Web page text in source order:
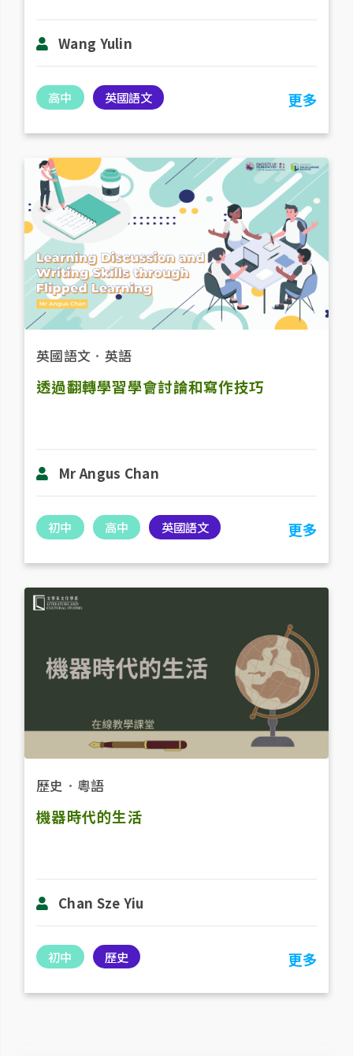
Wang Yulin
高中 英國語文 更多
英國語文 ． 英語
透過翻轉學習學會討論和寫作技巧
Mr Angus Chan
初中 高中 英國語文 更多
歷史 ． 粵語
機器時代的生活
Chan Sze Yiu
初中 歷史 更多